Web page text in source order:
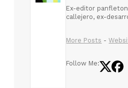
Ex-editor
callejero, ex-
More Posts -
Follow Me: